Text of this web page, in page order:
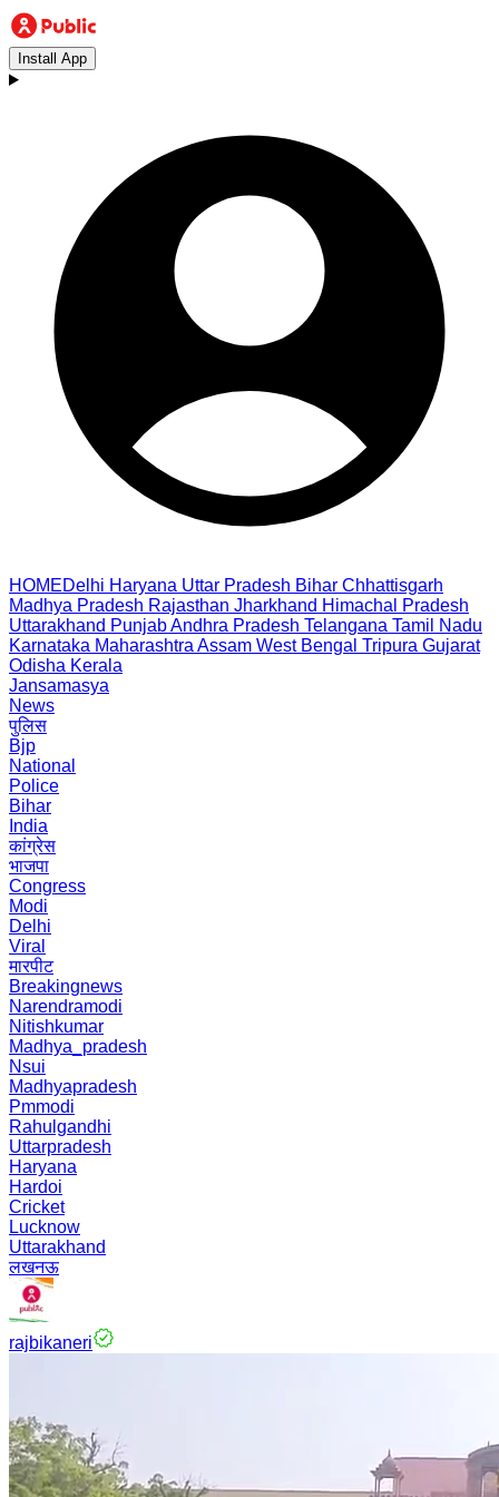
Install App
HOMEDelhi Haryana Uttar Pradesh Bihar Chhattisgarh
Madhya Pradesh Rajasthan Jharkhand Himachal Pradesh
Uttarakhand PunjabAndhra Pradesh Telangana Tamil Nadu
Karnataka Maharashtra Assam West Bengal Tripura Gujarat
Odisha Kerala
Jansamasya
News
पुलिस
Bjp
National
Police
Bihar
India
कांग्रेस
भाजपा
Congress
Modi
Delhi
Viral
मारपीट
Breakingnews
Narendramodi
Nitishkumar
Madhya_pradesh
Nsui
Madhyapradesh
Pmmodi
Rahulgandhi
Uttarpradesh
Haryana
Hardoi
Cricket
Lucknow
Uttarakhand
लखनऊ
rajbikaneri